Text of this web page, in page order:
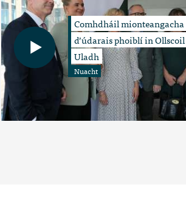
Comhdháil mionteangacha
d’údarais phoiblí in Ollscoil
Uladh
Nuacht